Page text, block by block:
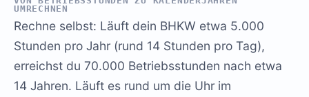
UMRECHNEN
Rechne selbst: Läuft dein BHKW etwa 5.000
Stunden pro Jahr (rund 14 Stunden pro Tag),
erreichst du 70.000 Betriebsstunden nach etwa
14 Jahren. Läuft es rund um die Uhr im